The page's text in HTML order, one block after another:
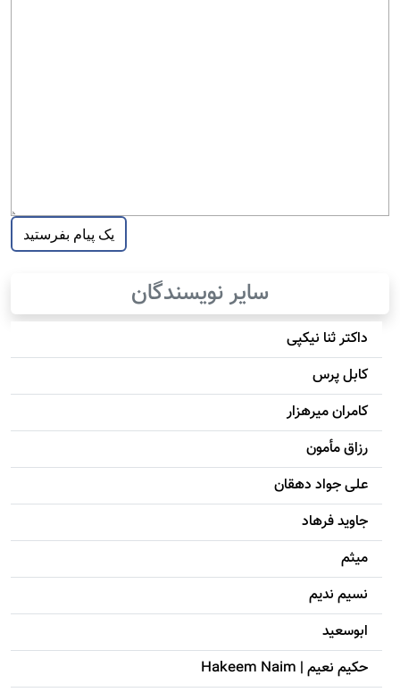
سایر نویسندگان
داکتر ثنا نیکپی
کابل پرس
کامران میرهزار
رزاق مأمون
علی جواد دهقان
جاويد فرهاد
میثم
نسیم ندیم
ابوسعيد
حکيم نعيم | Hakeem Naim